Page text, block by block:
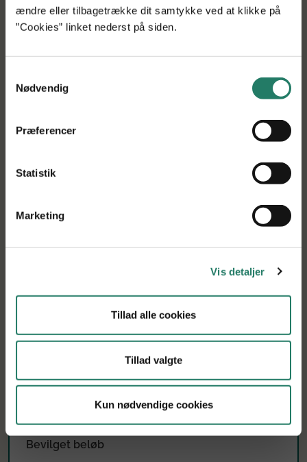
ændre eller tilbagetrække dit samtykke ved at klikke på
”Cookies” linket nederst på siden.
Nødvendig
Præferencer
Statistik
Marketing
Vis detaljer
Tillad alle cookies
Tillad valgte
Kun nødvendige cookies
Få vores projektnyheder i din indbakke
Tilmeld dig vores nyhedsbrev, og få de seneste
Projektdeltagere
Københavns Universitet, Aller Aqua, AquaPri A/S,
Aquasearch ova ApS og Sig Fiskeri, DanAqua
Projektperiode
Bevilget beløb